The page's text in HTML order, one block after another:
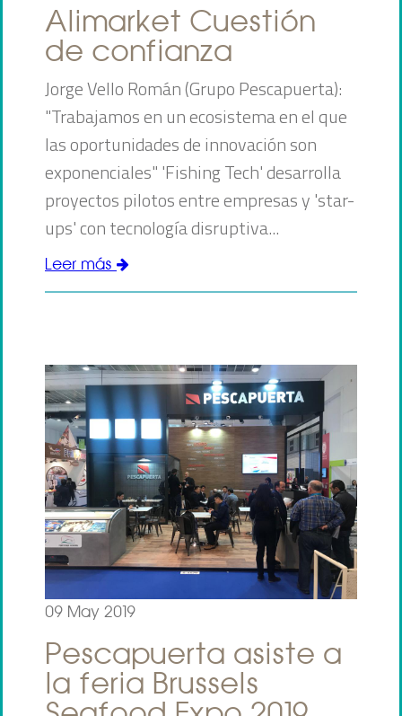
Alimarket Cuestión
de confianza
Jorge Vello Román (Grupo Pescapuerta):
"Trabajamos en un ecosistema en el que
las oportunidades de innovación son
exponenciales" 'Fishing Tech' desarrolla
proyectos pilotos entre empresas y 'star-
ups' con tecnología disruptiva...
Leer más
09 May 2019
Pescapuerta asiste a
la feria Brussels